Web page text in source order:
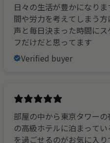
日々の生活が豊かになり
間や労力を考えてしまう
声と毎日決まった時間に
フだけだと思ってます
Verified buyer
部屋の中から東京タワー
の高級ホテルに泊まって
を過ごせるのがお気に入り